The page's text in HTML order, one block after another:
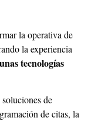
la operativa de
la experiencia
tecnologías
de
de citas, la